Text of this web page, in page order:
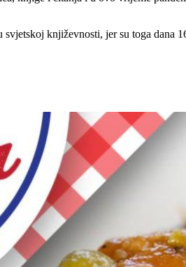
književnosti, jer su toga dana